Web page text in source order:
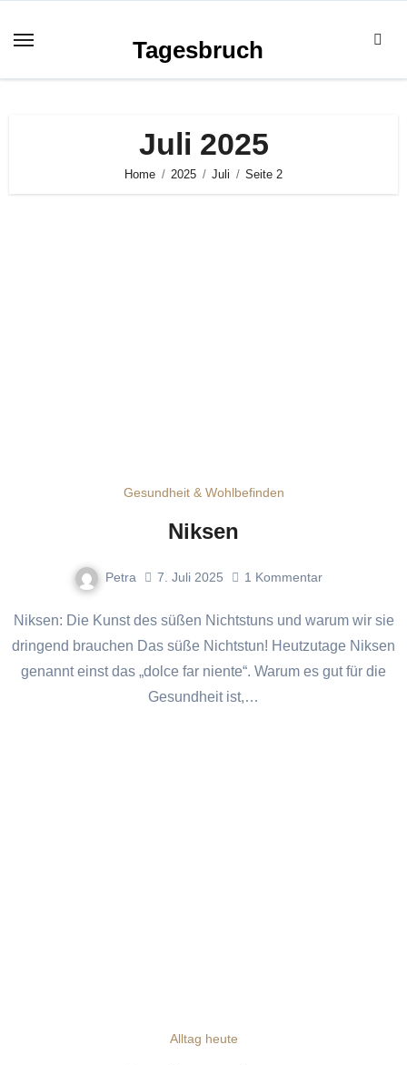
Inhalt
Tagesbruch
Juli 2025
Home 2025 Juli Seite 2
Gesundheit & Wohlbefinden
Niksen
Petra 7. Juli 2025 1 Kommentar
Niksen: Die Kunst des süßen Nichtstuns und warum wir sie
dringend brauchen Das süße Nichtstun! Heutzutage Niksen
genannt einst das „dolce far niente“. Warum es gut für die
Gesundheit ist,…
Alltag heute